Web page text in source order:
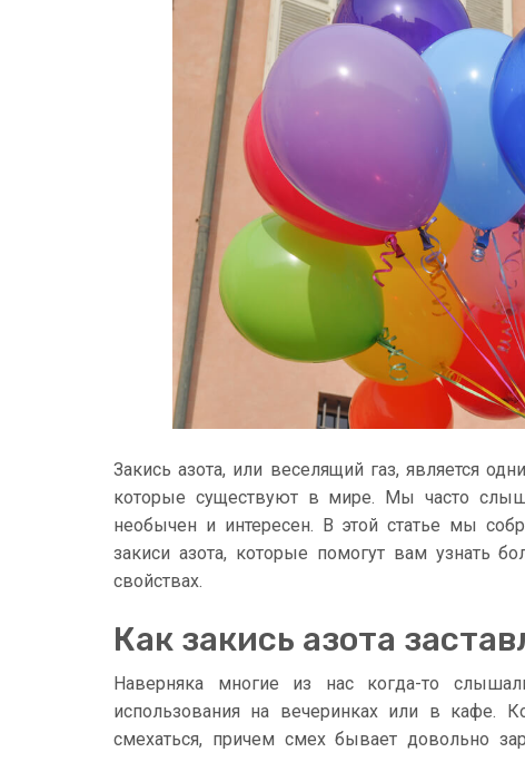
Закись азота, или веселящий газ, является
которые существуют в мире. Мы часто
необычен и интересен. В этой статье мы
закиси азота, которые помогут вам узнать
свойствах.
Как закись азота
Наверняка многие из нас когда-то
использования на вечеринках или в кафе.
смехаться, причем смех бывает довольно